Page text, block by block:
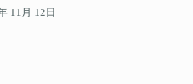
11月 12日